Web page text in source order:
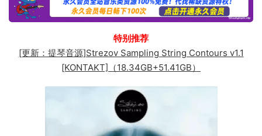
特别推荐
[更新：提琴音源]Strezov Sampling String Contours v1.1
[KONTAKT]（18.34GB+51.41GB）